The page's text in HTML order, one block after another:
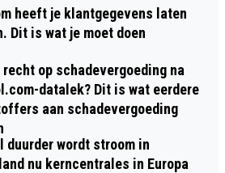
heeft je klantgegevens laten
Dit is wat je moet doen
recht op schadevergoeding na
datalek? Dit is wat eerdere
aan schadevergoeding
duurder wordt stroom in
nu kerncentrales in Europa